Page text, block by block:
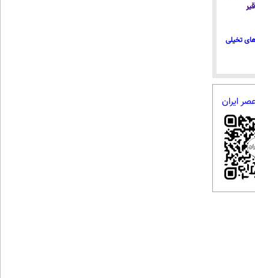
تخیلی
ایران